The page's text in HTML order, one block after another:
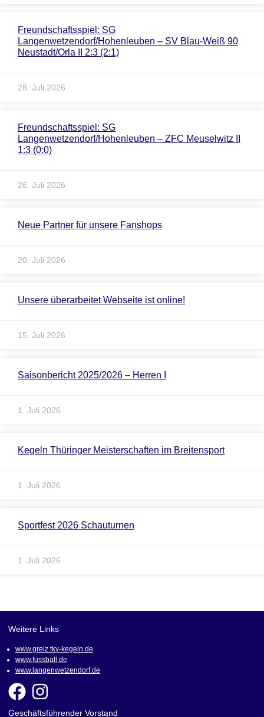
Freundschaftsspiel: SG
Langenwetzendorf/Hohenleuben – SV Blau-Weiß 90
Neustadt/Orla II 2:3 (2:1)
28. Juli 2026
Freundschaftsspiel: SG
Langenwetzendorf/Hohenleuben – ZFC Meuselwitz II
1:3 (0:0)
26. Juli 2026
Neue Partner für unsere Fanshops
20. Juli 2026
Unsere überarbeitet Webseite ist online!
15. Juli 2026
Saisonbericht 2025/2026 – Herren I
1. Juli 2026
Kegeln Thüringer Meisterschaften im Breitensport
1. Juli 2026
Sportfest 2026 Schauturnen
1. Juli 2026
Weitere Links
www.greiz.tkv-kegeln.de
www.fussball.de
www.langenwetzendorf.de
Geschäftsführender Vorstand